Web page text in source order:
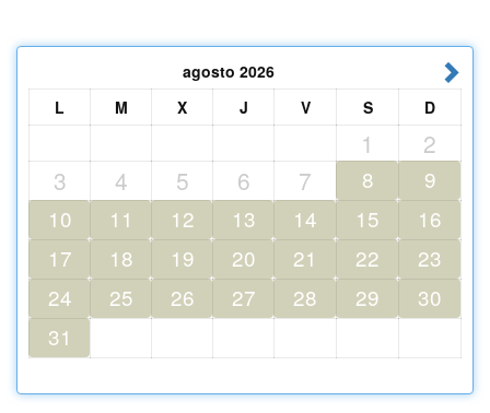
agosto 2026
L
M X J V S D
1
2
3
4 5 6 7 8
9
10
11 12 13 14 15
16
17
18 19 20 21 22
23
24
25 26 27 28 29
30
31